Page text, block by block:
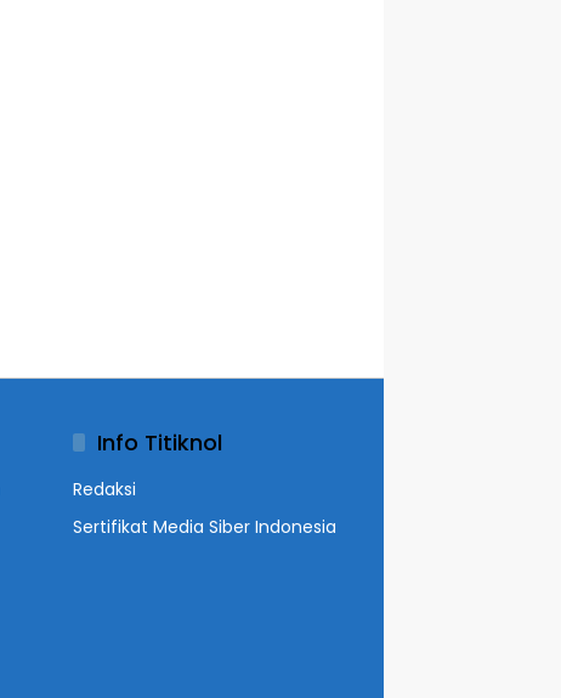
Info Titiknol
Redaksi
Sertifikat Media Siber Indonesia